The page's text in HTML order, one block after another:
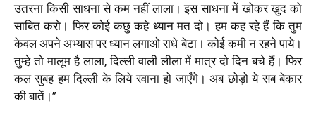
उतरना किसी साधना से कम नहीं लाला। इस साधना में खोकर खुद को
साबित करो। फिर कोई कछु कहे ध्यान मत दो। हम कह रहे हैं कि तुम
केवल अपने अभ्यास पर ध्यान लगाओ राधे बेटा। कोई कमी न रहने पाये।
तुम्हे तो मालूम है लाला, दिल्ली वाली लीला में मात्र दो दिन बचे हैं। फिर
कल सुबह हम दिल्ली के लिये रवाना हो जाएँगे। अब छोड़ो ये सब बेकार
की बातें।”